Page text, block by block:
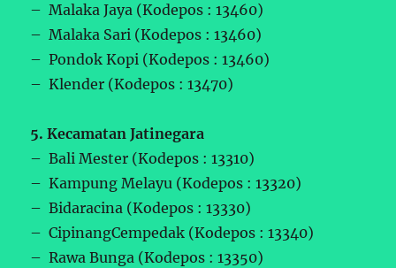
– Malaka Jaya (Kodepos : 13460)
– Malaka Sari (Kodepos : 13460)
– Pondok Kopi (Kodepos : 13460)
– Klender (Kodepos : 13470)
5. Kecamatan Jatinegara
– Bali Mester (Kodepos : 13310)
– Kampung Melayu (Kodepos : 13320)
– Bidaracina (Kodepos : 13330)
– CipinangCempedak (Kodepos : 13340)
– Rawa Bunga (Kodepos : 13350)